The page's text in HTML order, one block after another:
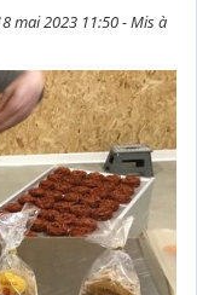
mai 2023 11:50 - Mis à